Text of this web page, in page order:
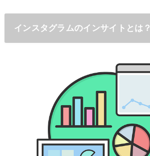
インスタグラムのインサイトとは？